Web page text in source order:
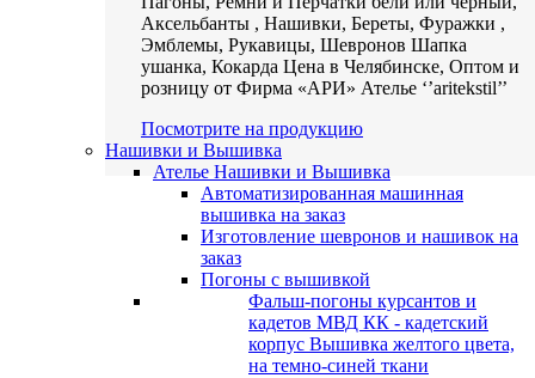
Аксельбанты , Нашивки, Береты, Фуражки ,
Эмблемы, Рукавицы, Шевронов Шапка
ушанка, Кокарда Цена в Челябинске, Оптом и
розницу от Фирма «АРИ» Ателье ‘’aritekstil’’
Посмотрите на продукцию
Нашивки и Вышивка
Ателье Нашивки и Вышивка
Автоматизированная машинная
вышивка на заказ
Изготовление шевронов и нашивок на
заказ
Погоны с вышивкой
Фальш-погоны курсантов и
кадетов МВД КК - кадетский
корпус Вышивка желтого цвета,
на темно-синей ткани